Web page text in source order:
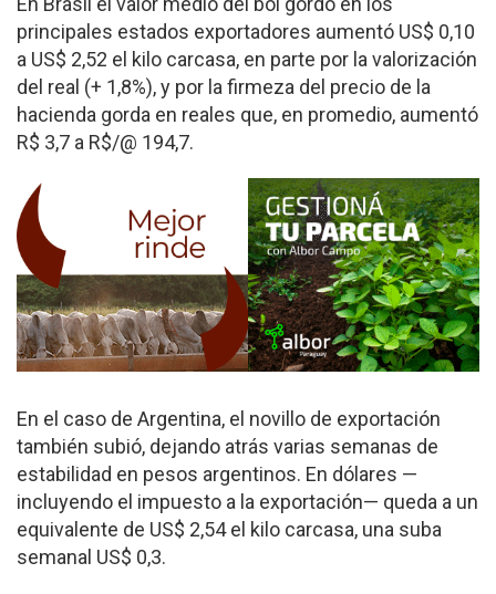
principales estados exportadores aumentó US$ 0,10
a US$ 2,52 el kilo carcasa, en parte por la valorización
del real (+ 1,8%), y por la firmeza del precio de la
hacienda gorda en reales que, en promedio, aumentó
R$ 3,7 a R$/@ 194,7.
En el caso de Argentina, el novillo de exportación
también subió, dejando atrás varias semanas de
estabilidad en pesos argentinos. En dólares —
incluyendo el impuesto a la exportación— queda a un
equivalente de US$ 2,54 el kilo carcasa, una suba
semanal US$ 0,3.